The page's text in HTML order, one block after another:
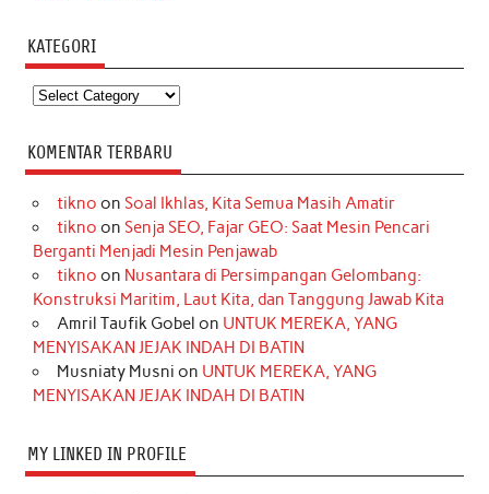
KATEGORI
Kategori
KOMENTAR TERBARU
tikno on Soal Ikhlas, Kita Semua Masih Amatir
tikno on Senja SEO, Fajar GEO: Saat Mesin Pencari
Berganti Menjadi Mesin Penjawab
tikno on Nusantara di Persimpangan Gelombang:
Konstruksi Maritim, Laut Kita, dan Tanggung Jawab Kita
Amril Taufik Gobel on UNTUK MEREKA, YANG
MENYISAKAN JEJAK INDAH DI BATIN
Musniaty Musni on UNTUK MEREKA, YANG
MENYISAKAN JEJAK INDAH DI BATIN
MY LINKED IN PROFILE